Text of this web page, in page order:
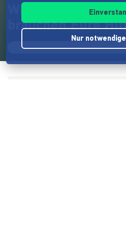
WisentWildnis in
brauchen Eure
Nur